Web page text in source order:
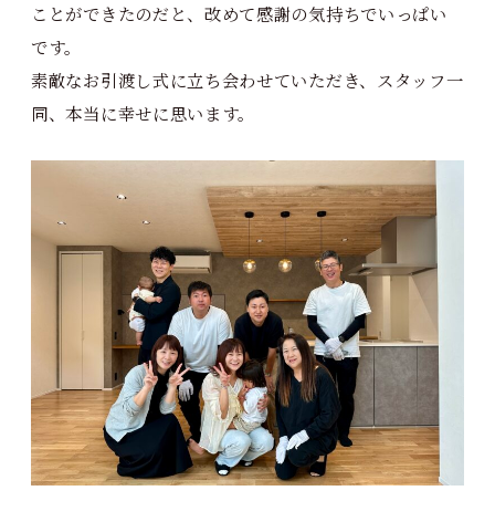
ことができたのだと、改めて感謝の気持ちでいっぱい
です。
素敵なお引渡し式に立ち会わせていただき、スタッフ一
同、本当に幸せに思います。